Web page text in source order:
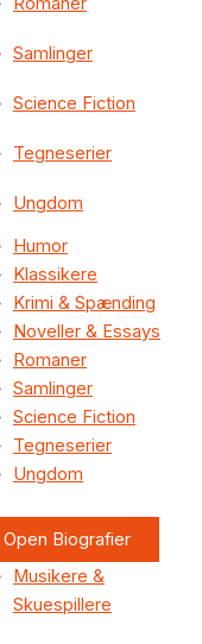
Samlinger
Science Fiction
Tegneserier
Ungdom
Humor
Klassikere
Krimi & Spænding
Noveller & Essays
Romaner
Samlinger
Science Fiction
Tegneserier
Ungdom
Open Biografier
Musikere &
Skuespillere